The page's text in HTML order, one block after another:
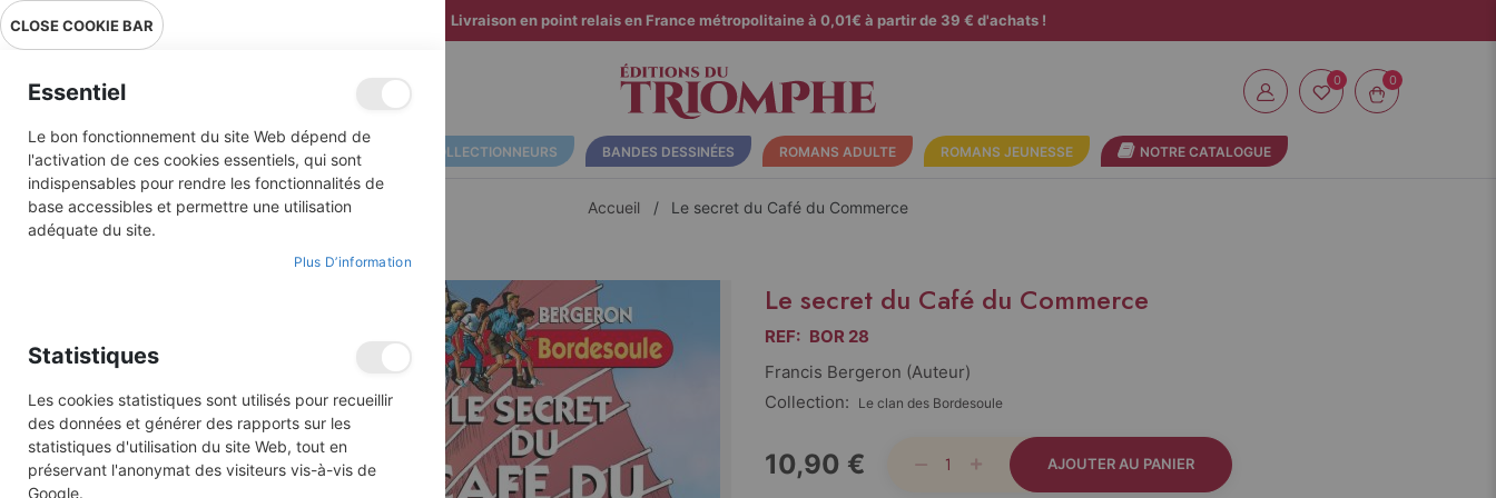
Livraison en point relais en France métropolitaine à 0,01€ à partir de 39 € d'achats !
0
ALBUMS ILLUSTRÉS BD COLLECTIONNEURS BANDES DESSINÉES ROMANS ADULTE ROMANS JEUNESSE NOTRE CATALOGUE
Accueil Le secret du Café du Commerce
gallery
Le secret du Café du Commerce
REF: BOR 28
Francis Bergeron (auteur)
Collection:
Le clan des Bordesoule
10,90 € AJOUTER AU PANIER
CLOSE COOKIE BAR
Essentiel
Le bon fonctionnement du site Web dépend de
l'activation de ces cookies essentiels, qui sont
indispensables pour rendre les fonctionnalités de
base accessibles et permettre une utilisation
adéquate du site.
Plus D’information
Statistiques
Les cookies statistiques sont utilisés pour recueillir
des données et générer des rapports sur les
statistiques d'utilisation du site Web, tout en
préservant l'anonymat des visiteurs vis-à-vis de
Google.